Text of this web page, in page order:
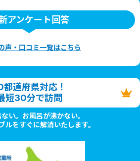
アンケート回答
声・口コミ一覧はこちら
都道府県対応！
短30分で訪問
い。お風呂が沸かない。
ルをすぐに解消いたします。